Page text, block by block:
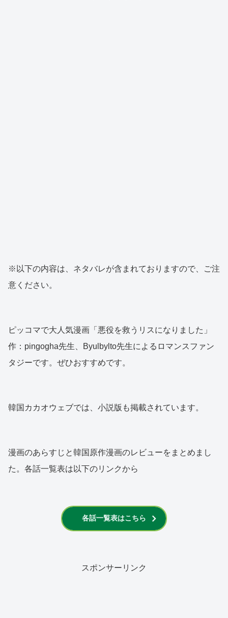
※以下の内容は、ネタバレが含まれておりますので、ご注
意ください。
ピッコマで大人気漫画「悪役を救うリスになりました」
作：pingogha先生、Byulbylto先生によるロマンスファン
タジーです。ぜひおすすめです。
韓国カカオウェブでは、小説版も掲載されています。
漫画のあらすじと韓国原作漫画のレビューをまとめまし
た。各話一覧表は以下のリンクから
各話一覧表はこちら
スポンサーリンク